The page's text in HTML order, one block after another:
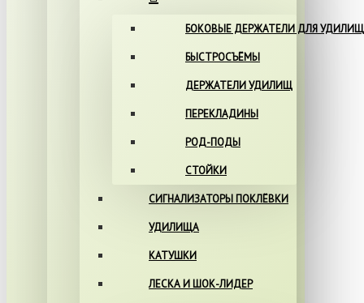
БОКОВЫЕ ДЕРЖАТЕЛИ ДЛЯ УДИЛИЩ
БЫСТРОСЪЁМЫ
ДЕРЖАТЕЛИ УДИЛИЩ
ПЕРЕКЛАДИНЫ
РОД-ПОДЫ
СТОЙКИ
СИГНАЛИЗАТОРЫ ПОКЛЁВКИ
УДИЛИЩА
КАТУШКИ
ЛЕСКА И ШОК-ЛИДЕР